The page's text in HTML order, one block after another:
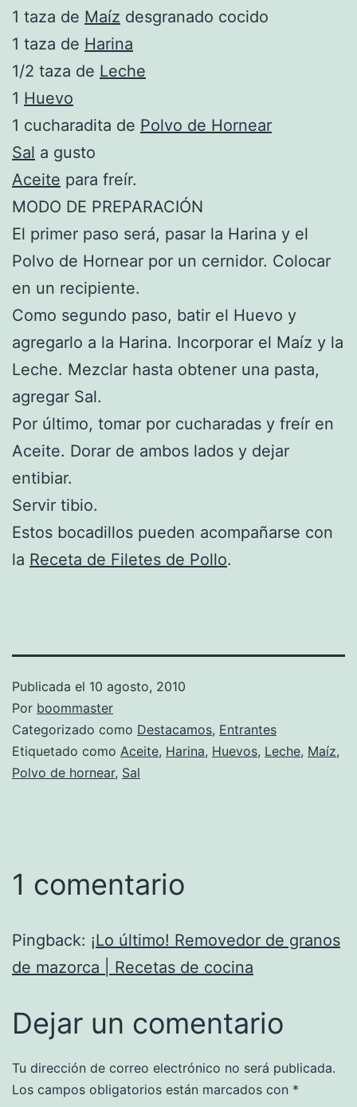
1 taza de Maíz desgranado cocido
1 taza de Harina
1/2 taza de Leche
1 Huevo
1 cucharadita de Polvo de Hornear
Sal a gusto
Aceite para freír.
MODO DE PREPARACIÓN
El primer paso será, pasar la Harina y el
Polvo de Hornear por un cernidor. Colocar
en un recipiente.
Como segundo paso, batir el Huevo y
agregarlo a la Harina. Incorporar el Maíz y la
Leche. Mezclar hasta obtener una pasta,
agregar Sal.
Por último, tomar por cucharadas y freír en
Aceite. Dorar de ambos lados y dejar
entibiar.
Servir tibio.
Estos bocadillos pueden acompañarse con
la Receta de Filetes de Pollo.
Publicada el 10 agosto, 2010
Por boommaster
Categorizado como Destacamos, Entrantes
Etiquetado como Aceite, Harina, Huevos, Leche, Maíz,
Polvo de hornear, Sal
1 comentario
Pingback: ¡Lo último! Removedor de granos
de mazorca | Recetas de cocina
Dejar un comentario
Tu dirección de correo electrónico no será publicada.
Los campos obligatorios están marcados con *